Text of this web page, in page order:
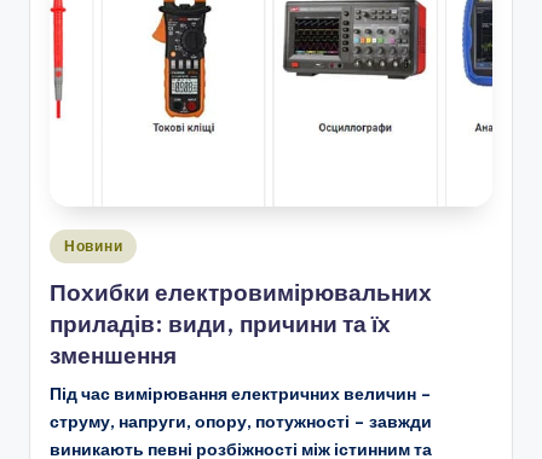
Опубліковано
Новини
Похибки електровимірювальних
приладів: види, причини та їх
зменшення
Під час вимірювання електричних величин –
струму, напруги, опору, потужності – завжди
виникають певні розбіжності між істинним та